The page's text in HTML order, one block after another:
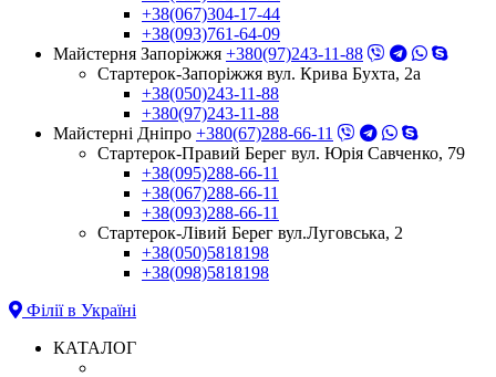
+38(067)304-17-44
+38(093)761-64-09
Майстерня Запоріжжя +380(97)243-11-88
Стартерок-Запоріжжя вул. Крива Бухта, 2а
+38(050)243-11-88
+380(97)243-11-88
Майстерні Днiпро +380(67)288-66-11
Стартерок-Правий Берег вул. Юрія Савченко, 79
+38(095)288-66-11
+38(067)288-66-11
+38(093)288-66-11
Стартерок-Лівий Берег вул.Луговська, 2
+38(050)5818198
+38(098)5818198
Філії в Україні
КАТАЛОГ